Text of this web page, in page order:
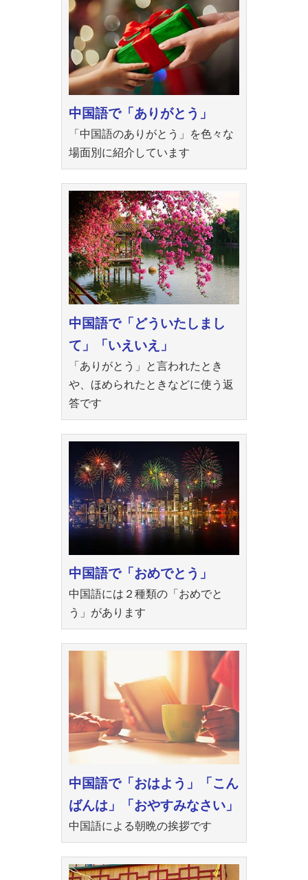
中国語で「ありがとう」
「中国語のありがとう」を色々な
場面別に紹介しています
中国語で「どういたしまし
て」「いえいえ」
「ありがとう」と言われたとき
や、ほめられたときなどに使う返
答です
中国語で「おめでとう」
中国語には２種類の「おめでと
う」があります
中国語で「おはよう」「こん
ばんは」「おやすみなさい」
中国語による朝晩の挨拶です